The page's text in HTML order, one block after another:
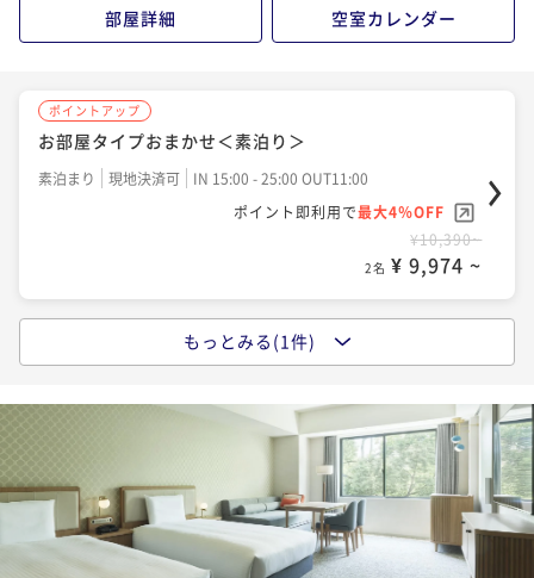
2名 ¥ 13,719 ~
【連泊割】ワーケーションにもおすすめ！2連泊以上で
お得にステイ＜素泊り＞
素泊まり 現地決済可 事前決済可
IN 15:00 - 25:00 OUT11:00
ポイント即利用で最大7％OFF
¥18,960~
2名 ¥ 17,632 ~
事前決済可
IN 15:00 - 25:00 OUT11:00
ポイント即利用で最大7％OFF
¥27,740~
2名 ¥ 25,798 ~
部屋詳細 空室カレンダー
ポイントアップ
お部屋タイプおまかせ＜素泊り＞
素泊まり 現地決済可
IN 15:00 - 25:00 OUT11:00
ポイント即利用で最大4％OFF
¥10,390~
2名 ¥ 9,974 ~
お部屋タイプおまかせ＜朝食付＞
朝食付き 現地決済可
IN 15:00 - 25:00 OUT11:00
ポイント即利用で最大4％OFF
¥14,778~
2名 ¥ 14,186 ~
もっとみる(1件)